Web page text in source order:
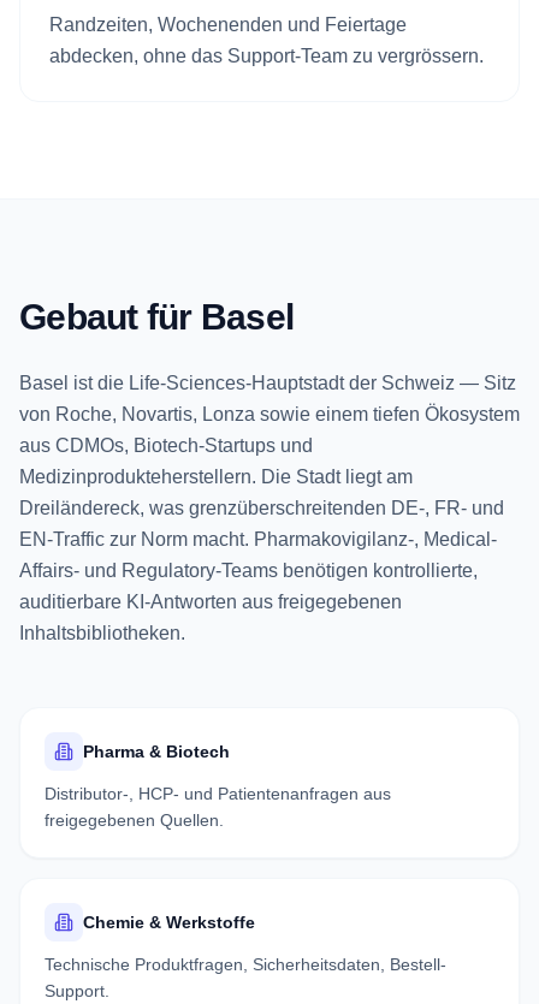
Randzeiten, Wochenenden und Feiertage
abdecken, ohne das Support-Team zu vergrössern.
Gebaut für Basel
Basel ist die Life-Sciences-Hauptstadt der Schweiz — Sitz
von Roche, Novartis, Lonza sowie einem tiefen Ökosystem
aus CDMOs, Biotech-Startups und
Medizinprodukteherstellern. Die Stadt liegt am
Dreiländereck, was grenzüberschreitenden DE-, FR- und
EN-Traffic zur Norm macht. Pharmakovigilanz-, Medical-
Affairs- und Regulatory-Teams benötigen kontrollierte,
auditierbare KI-Antworten aus freigegebenen
Inhaltsbibliotheken.
Pharma & Biotech
Distributor-, HCP- und Patientenanfragen aus
freigegebenen Quellen.
Chemie & Werkstoffe
Technische Produktfragen, Sicherheitsdaten, Bestell-
Support.